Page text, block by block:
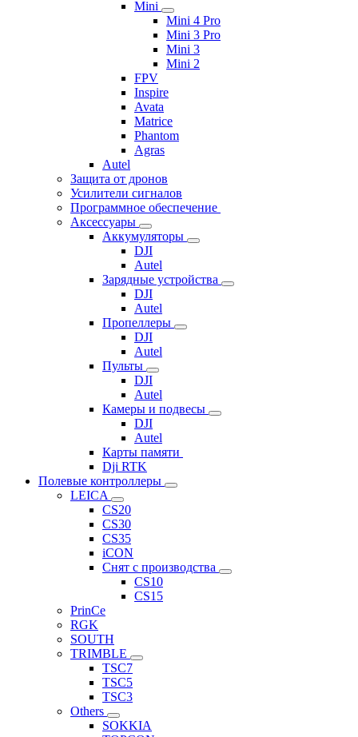
Mini
Mini 4 Pro
Mini 3 Pro
Mini 3
Mini 2
FPV
Inspire
Avata
Matrice
Phantom
Agras
Autel
Защита от дронов
Усилители сигналов
Программное обеспечение
Аксессуары
Аккумуляторы
DJI
Autel
Зарядные устройства
DJI
Autel
Пропеллеры
DJI
Autel
Пульты
DJI
Autel
Камеры и подвесы
DJI
Autel
Карты памяти
Dji RTK
Полевые контроллеры
LEICA
CS20
CS30
CS35
iCON
Снят с производства
CS10
CS15
PrinCe
RGK
SOUTH
TRIMBLE
TSC7
TSC5
TSC3
Others
SOKKIA